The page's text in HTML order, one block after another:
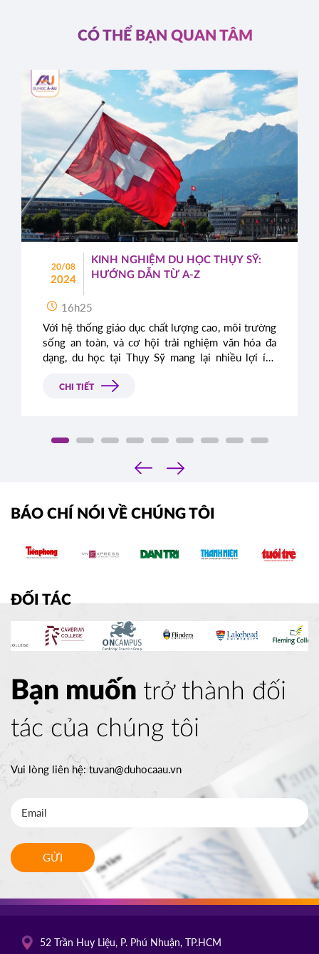
CÓ THỂ BẠN QUAN TÂM
20/08
2024
KINH NGHIỆM DU HỌC THỤY SỸ:
HƯỚNG DẪN TỪ A-Z
16h25
Với hệ thống giáo dục chất lượng cao, môi trường
sống an toàn, và cơ hội trải nghiệm văn hóa đa
dạng, du học tại Thụy Sỹ mang lại nhiều lợi ích
mà bạn cần biết trước khi lên đường du học Thụy
CHI TIẾT
‹
›
BÁO CHÍ NÓI VỀ CHÚNG TÔI
ĐỐI TÁC
Bạn muốn trở thành đối
tác của chúng tôi
Vui lòng liên hệ:tuvan@duhocaau.vn
GỬI
52 Trần Huy Liệu, P. Phú Nhuận, TP.HCM